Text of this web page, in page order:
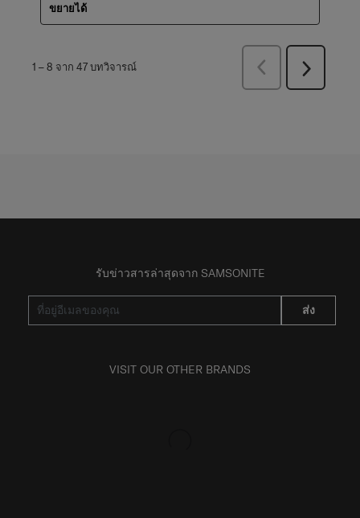
ขยายได้
1 –8 จาก 47บทวิจารณ์
ก่อน
ถัด
รับข่าวสารล่าสุดจาก SAMSONITE
ส่ง
VISIT OUR OTHER BRANDS